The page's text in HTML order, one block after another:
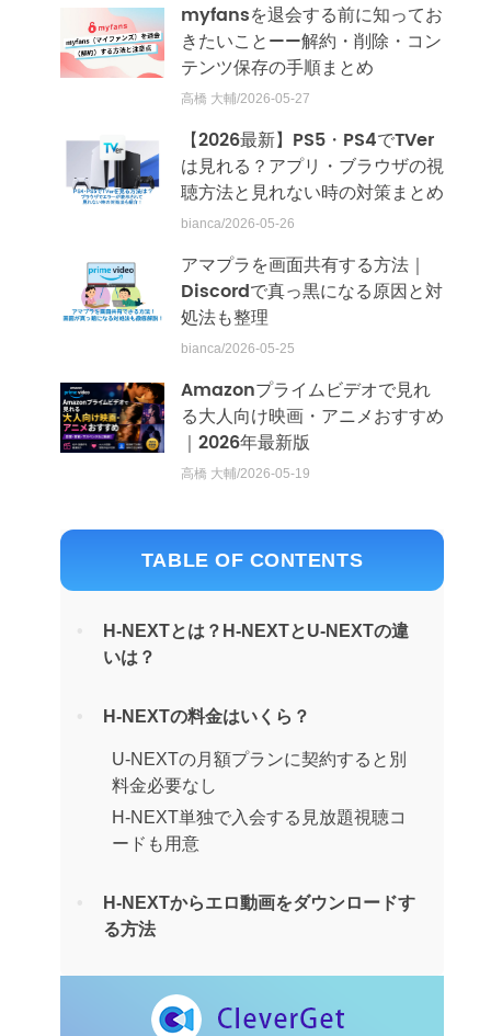
myfansを退会する前に知ってお
きたいこと——解約・削除・コン
テンツ保存の手順まとめ
高橋 大輔/2026-05-27
【2026最新】PS5・PS4でTVer
は見れる？アプリ・ブラウザの視
聴方法と見れない時の対策まとめ
bianca/2026-05-26
アマプラを画面共有する方法｜
Discordで真っ黒になる原因と対
処法も整理
bianca/2026-05-25
Amazonプライムビデオで見れ
る大人向け映画・アニメおすすめ
｜2026年最新版
高橋 大輔/2026-05-19
TABLE OF CONTENTS
H-NEXTとは？H-NEXTとU-NEXTの違
いは？
H-NEXTの料金はいくら？
U-NEXTの月額プランに契約すると別
料金必要なし
H-NEXT単独で入会する見放題視聴コ
ードも用意
H-NEXTからエロ動画をダウンロードす
る方法